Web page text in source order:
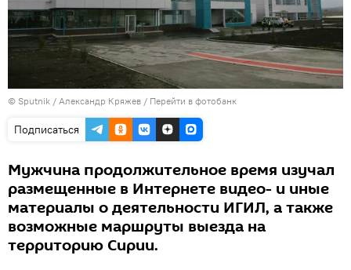
© Sputnik / Александр Кряжев / Перейти в фотобанк
Подписаться
Мужчина продолжительное время изучал
размещенные в Интернете видео- и иные
материалы о деятельности ИГИЛ, а также
возможные маршруты выезда на
территорию Сирии.